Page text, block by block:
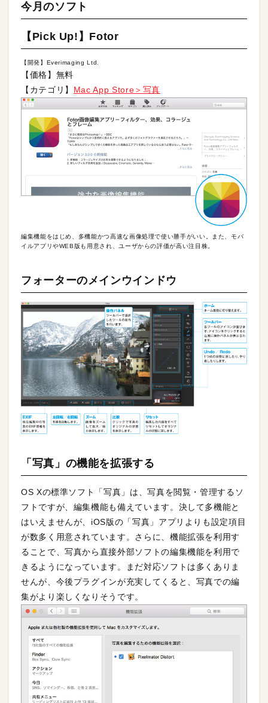
今月のソフト
【Pick Up!】Fotor
【開発】Everimaging Ltd.
【価格】無料
【カテゴリ】 Mac App Store＞写真
編集機能をはじめ、多機能かつ高速な画像処理で使い勝手がいい。また、モバ
イルアプリやWEB版も用意され、ユーザからの評価が高い注目株。
フォーターのメインウインドウ
「写真」の機能を拡張する
OS Xの標準ソフト「写真」は、写真を閲覧・管理するソ
フトですが、編集機能も備えています。決して多機能と
はいえませんが、iOS版の「写真」アプリよりも設定項目
が数多く用意されています。さらに、機能拡張を利用す
ることで、写真から直接外部ソフトの編集機能を利用で
きるようになっています。まだ対応ソフトは多くありま
せんが、今後プラグインが充実してくると、写真での編
集がより楽しくなりそうです。